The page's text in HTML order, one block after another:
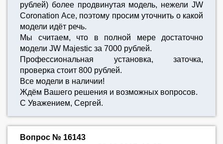
рублей) более продвинутая модель, нежели JW
Coronation Ace, поэтому просим уточнить о какой
модели идёт речь.
Мы считаем, что в полной мере достаточно
модели JW Majestic за 7000 рублей.
Профессиональная установка, заточка,
проверка стоит 800 рублей.
Все модели в наличии!
Ждём Вашего решения и возможных вопросов.
С Уважением, Сергей.
Вопрос № 16143